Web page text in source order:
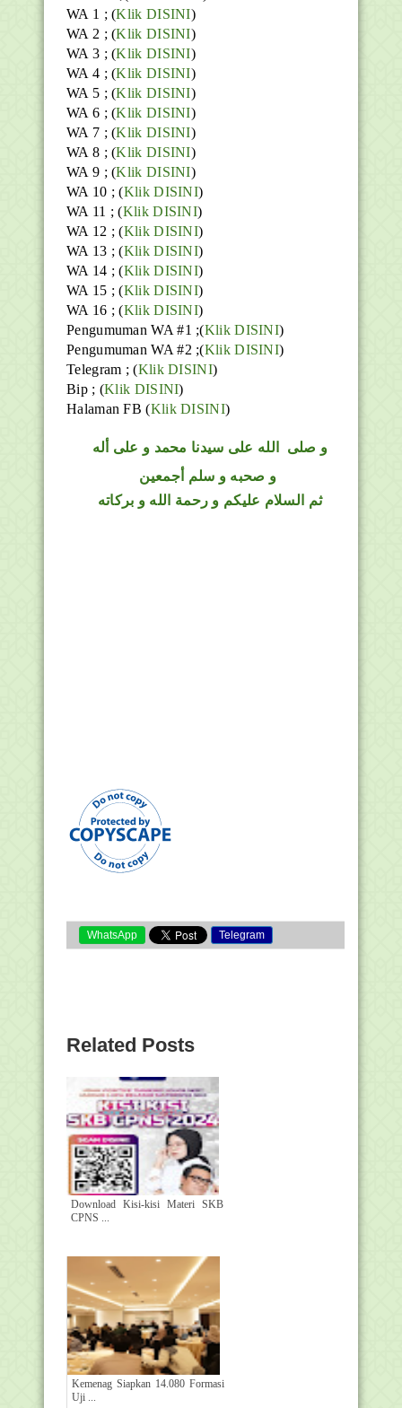
WA 1 ; (Klik DISINI)
WA 2 ; (Klik DISINI)
WA 3 ; (Klik DISINI)
WA 4 ; (Klik DISINI)
WA 5 ; (Klik DISINI)
WA 6 ; (Klik DISINI)
WA 7 ; (Klik DISINI)
WA 8 ; (Klik DISINI)
WA 9 ; (Klik DISINI)
WA 10 ; (Klik DISINI)
WA 11 ; (Klik DISINI)
WA 12 ; (Klik DISINI)
WA 13 ; (Klik DISINI)
WA 14 ; (Klik DISINI)
WA 15 ; (Klik DISINI)
WA 16 ; (Klik DISINI)
Pengumuman WA #1 ;(Klik DISINI)
Pengumuman WA #2 ;(Klik DISINI)
Telegram ;(Klik DISINI)
Bip ; (Klik DISINI)
Halaman FB(Klik DISINI)
و صلى الله على سيدنا محمد و على أله
و صحبه و سلم أجمعين
ثم السلام عليكم و رحمة الله و بركاته
WhatsApp Telegram
Related Posts
Download Kisi-kisi Materi SKB
CPNS ...
Kemenag Siapkan 14.080 Formasi
Uji ...